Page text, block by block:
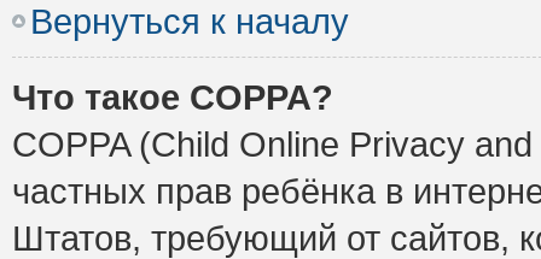
Вернуться к началу
Что такое COPPA?
COPPA (Child Online Privacy
частных прав ребёнка в
Штатов, требующий от сайтов,